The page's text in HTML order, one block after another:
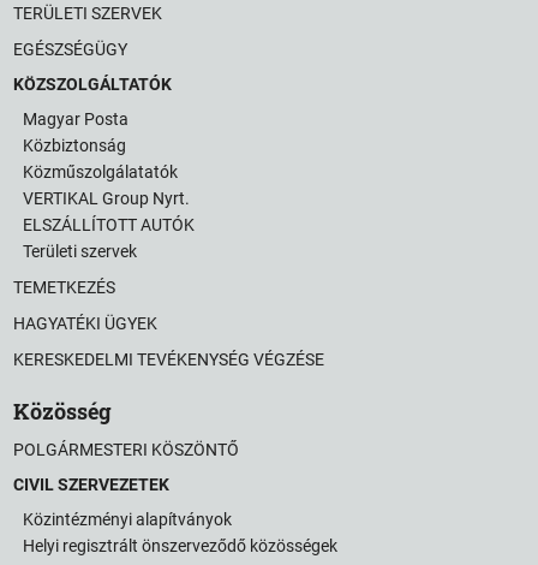
TERÜLETI SZERVEK
EGÉSZSÉGÜGY
KÖZSZOLGÁLTATÓK
Magyar Posta
Közbiztonság
Közműszolgálatatók
VERTIKAL Group Nyrt.
ELSZÁLLÍTOTT AUTÓK
Területi szervek
TEMETKEZÉS
HAGYATÉKI ÜGYEK
KERESKEDELMI TEVÉKENYSÉG VÉGZÉSE
Közösség
POLGÁRMESTERI KÖSZÖNTŐ
CIVIL SZERVEZETEK
Közintézményi alapítványok
Helyi regisztrált önszerveződő közösségek